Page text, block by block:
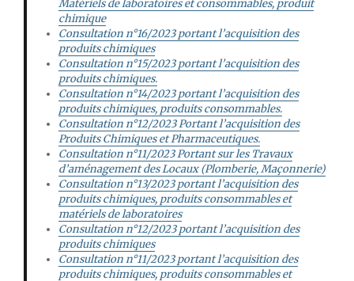
Matériels de laboratoires et consommables, produit
chimique
Consultation n°16/2023 portant l’acquisition des
produits chimiques
Consultation n°15/2023 portant l’acquisition des
produits chimiques.
Consultation n°14/2023 portant l’acquisition des
produits chimiques, produits consommables.
Consultation n°12/2023 Portant l’acquisition des
Produits Chimiques et Pharmaceutiques.
Consultation n°11/2023 Portant sur les Travaux
d’aménagement des Locaux (Plomberie, Maçonnerie)
Consultation n°13/2023 portant l’acquisition des
produits chimiques, produits consommables et
matériels de laboratoires
Consultation n°12/2023 portant l’acquisition des
produits chimiques
Consultation n°11/2023 portant l’acquisition des
produits chimiques, produits consommables et